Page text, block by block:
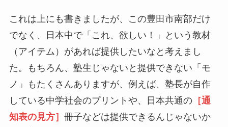
これは上にも書きましたが、この豊田市南部だけ
でなく、日本中で「これ、欲しい！」という教材
（アイテム）があれば提供したいなと考えまし
た。もちろん、塾生じゃないと提供できない「モ
ノ」もたくさんありますが、例えば、塾長が自作
している中学社会のプリントや、日本共通の［通
知表の見方］ 冊子などは提供できるんじゃないか